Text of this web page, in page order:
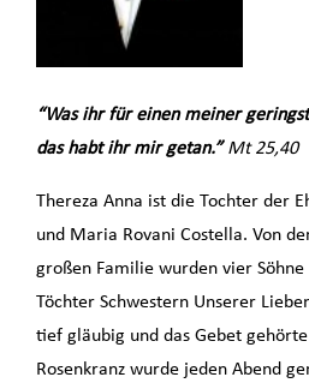
“Was ihr für einen meiner
das habt ihr mir getan.”Mt 25,40
Thereza Anna ist die Tochter der
und Maria Rovani Costella. Von
großen Familie wurden vier
Töchter Schwestern Unserer
tief gläubig und das Gebet
Rosenkranz wurde jeden Abend